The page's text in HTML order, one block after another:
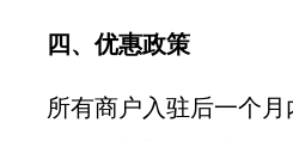
四、优惠政策
所有商户入驻后一个